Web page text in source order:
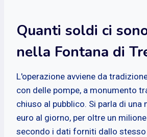
Quanti soldi ci
nella Fontana di
L'operazione avviene da
con delle pompe, a monumento
chiuso al pubblico. Si parla di una
euro al giorno, per oltre un
secondo i dati forniti dallo